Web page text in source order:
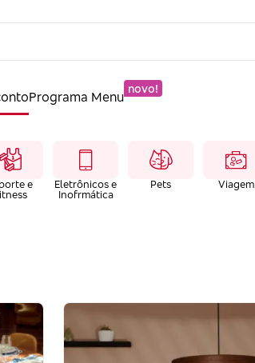
Programa Menu
novo!
e
Eletrônicos e
Inofrmática
Pets Viagem